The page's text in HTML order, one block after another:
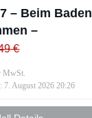
– Beim Baden
–
€
MwSt.
7. August 2026 20:26